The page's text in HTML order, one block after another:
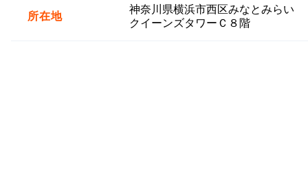
所在地
神奈川県横浜市西区みなとみらい
クイーンズタワーＣ８階